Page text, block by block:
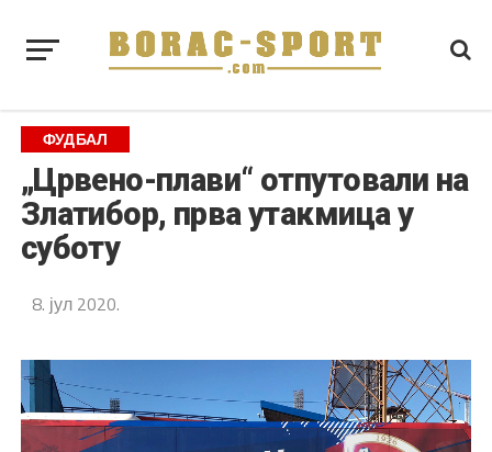
ФУДБАЛ
„Црвено-плави“ отпутовали на
Златибор, прва утакмица у
суботу
8. јул 2020.